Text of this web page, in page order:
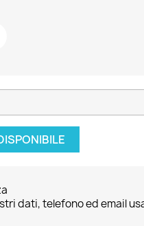
dati, telefono ed email